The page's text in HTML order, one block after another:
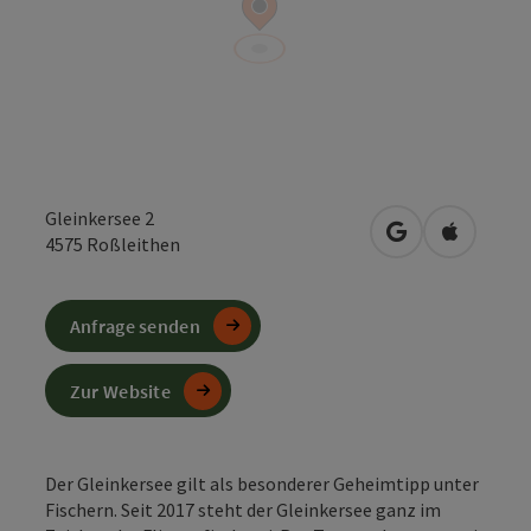
Gleinkersee 2
4575 Roßleithen in Googlein Apple
Der Gleinkersee gilt als besonderer Geheimtipp unter
Fischern. Seit 2017 steht der Gleinkersee ganz im
Anfrage senden
Zur Website